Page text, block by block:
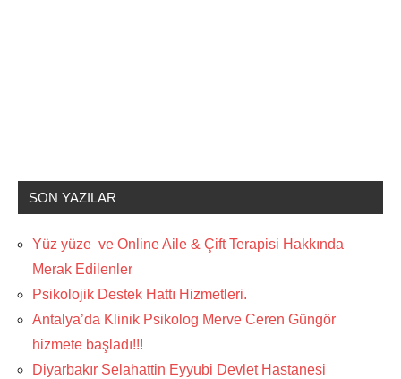
SON YAZILAR
Yüz yüze ve Online Aile & Çift Terapisi Hakkında
Merak Edilenler
Psikolojik Destek Hattı Hizmetleri.
Antalya’da Klinik Psikolog Merve Ceren Güngör
hizmete başladı!!!
Diyarbakır Selahattin Eyyubi Devlet Hastanesi